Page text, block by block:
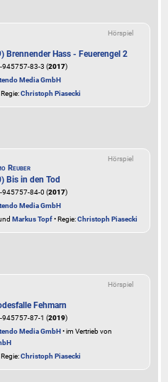
Hörspiel
Brennender Hass - Feuerengel 2
945757-83-3 (2017)
Media GmbH
Regie:Christoph Piasecki
Hörspiel
Reuber
Bis in den Tod
945757-84-0 (2017)
Media GmbH
Markus Topf• Regie:Christoph Piasecki
Hörspiel
Fehmarn
945757-87-1 (2019)
Media GmbH• im Vertrieb von
Regie:Christoph Piasecki